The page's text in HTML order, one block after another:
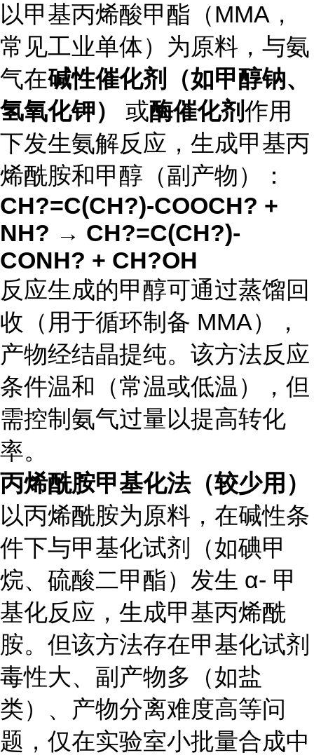
以甲基丙烯酸甲酯（MMA，
常见工业单体）为原料，与氨
气在碱性催化剂（如甲醇钠、
氢氧化钾）
或酶催化剂作用
下发生氨解反应，生成甲基丙
烯酰胺和甲醇（副产物）：
CH?=C(CH?)-COOCH? +
NH? → CH?=C(CH?)-
CONH? + CH?OH
反应生成的甲醇可通过蒸馏回
收（用于循环制备 MMA），
产物经结晶提纯。该方法反应
条件温和（常温或低温），但
需控制氨气过量以提高转化
率。
丙烯酰胺甲基化法（较少用）
以丙烯酰胺为原料，在碱性条
件下与甲基化试剂（如碘甲
烷、硫酸二甲酯）发生 α- 甲
基化反应，生成甲基丙烯酰
胺。但该方法存在甲基化试剂
毒性大、副产物多（如盐
类）、产物分离难度高等问
题，仅在实验室小批量合成中